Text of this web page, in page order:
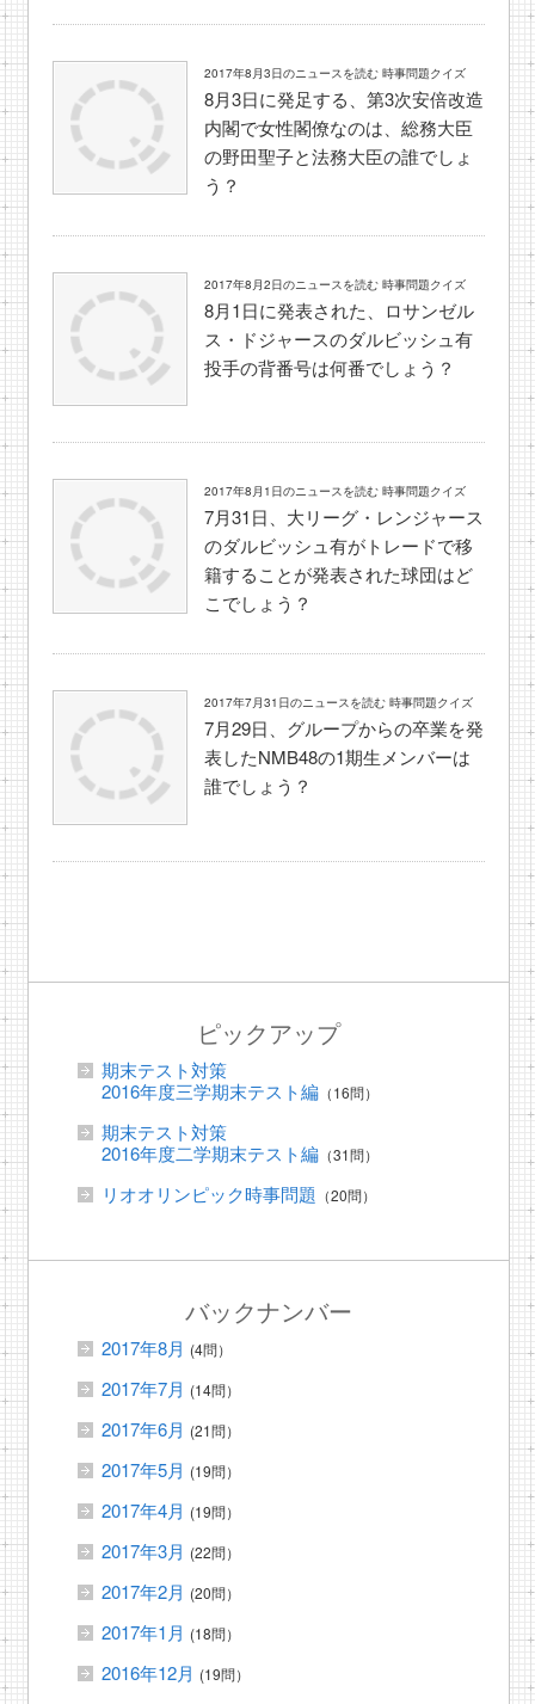
2017年8月3日のニュースを読む 時事問題クイズ
8月3日に発足する、第3次安倍改造
内閣で女性閣僚なのは、総務大臣
の野田聖子と法務大臣の誰でしょ
う？
2017年8月2日のニュースを読む 時事問題クイズ
8月1日に発表された、ロサンゼル
ス・ドジャースのダルビッシュ有
投手の背番号は何番でしょう？
2017年8月1日のニュースを読む 時事問題クイズ
7月31日、大リーグ・レンジャース
のダルビッシュ有がトレードで移
籍することが発表された球団はど
こでしょう？
2017年7月31日のニュースを読む 時事問題クイズ
7月29日、グループからの卒業を発
表したNMB48の1期生メンバーは
誰でしょう？
ピックアップ
期末テスト対策
2016年度三学期末テスト編（16問）
期末テスト対策
2016年度二学期末テスト編（31問）
リオオリンピック時事問題 （20問）
バックナンバー
2017年8月 (4問）
2017年7月 (14問）
2017年6月 (21問）
2017年5月 (19問）
2017年4月 (19問）
2017年3月 (22問）
2017年2月 (20問）
2017年1月 (18問）
2016年12月 (19問）